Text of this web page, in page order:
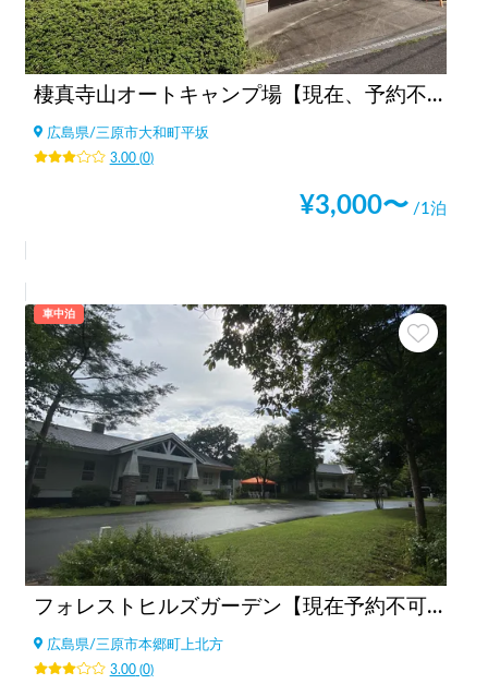
棲真寺山オートキャンプ場【現在、予約不可】
広島県/三原市大和町平坂
3.00(0)
¥3,000〜 /1泊
車中泊
フォレストヒルズガーデン【現在予約不可！】
広島県/三原市本郷町上北方
3.00(0)